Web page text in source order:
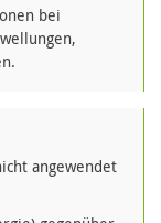
bei
angewendet